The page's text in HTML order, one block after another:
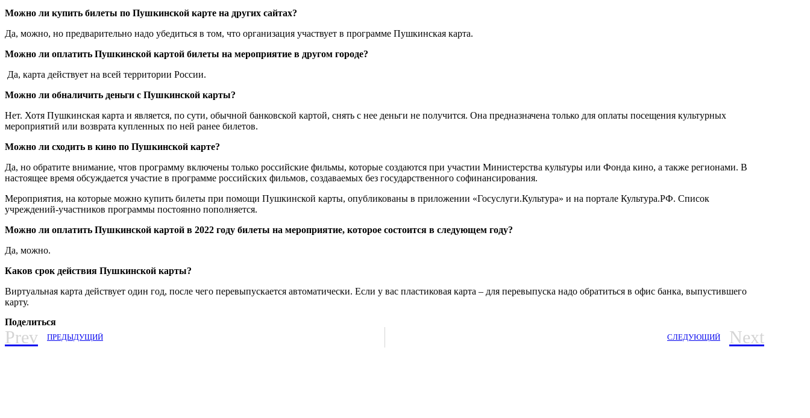
Можно ли купить билеты по Пушкинской карте на других сайтах?
Да, можно, но предварительно надо убедиться в том, что организация участвует в программе Пушкинская карта.
Можно ли оплатить Пушкинской картой билеты на мероприятие в другом городе?
Да, карта действует на всей территории России.
Можно ли обналичить деньги с Пушкинской карты?
Нет. Хотя Пушкинская карта и является, по сути, обычной банковской картой, снять с нее деньги не получится. Она предназначена только для оплаты посещения культурных
мероприятий или возврата купленных по ней ранее билетов.
Можно ли сходить в кино по Пушкинской карте?
Да, но обратите внимание, чтов программу включены только российские фильмы, которые создаются при участии Министерства культуры или Фонда кино, а также регионами. В
настоящее время обсуждается участие в программе российских фильмов, создаваемых без государственного софинансирования.
Мероприятия, на которые можно купить билеты при помощи Пушкинской карты, опубликованы в приложении «Госуслуги.Культура» и на портале Культура.РФ. Список
учреждений-участников программы постоянно пополняется.
Можно ли оплатить Пушкинской картой в 2022 году билеты на мероприятие, которое состоится в следующем году?
Да, можно.
Каков срок действия Пушкинской карты?
Виртуальная карта действует один год, после чего перевыпускается автоматически. Если у вас пластиковая карта – для перевыпуска надо обратиться в офис банка, выпустившего
карту.
Поделиться
Prev ПРЕДЫДУЩИЙ СЛЕДУЮЩИЙ Next